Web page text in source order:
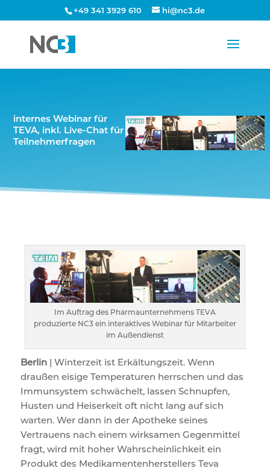
+49 341 3929 610 hi@nc3.de
internes Webinar für
TEVA, inkl. Live-Chat für
Teilnehmerfragen
Im Auftrag des Pharmaunternehmens TEVA
produzierte NC3 ein interaktives Webinar für Mitarbeiter
im Außendienst
Berlin | Winterzeit ist Erkältungszeit. Wenn
draußen eisige Temperaturen herrschen und das
Immunsystem schwächelt, lassen Schnupfen,
Husten und Heiserkeit oft nicht lang auf sich
warten. Wer dann in der Apotheke seines
Vertrauens nach einem wirksamen Gegenmittel
fragt, wird mit hoher Wahrscheinlichkeit ein
Produkt des Medikamentenherstellers Teva